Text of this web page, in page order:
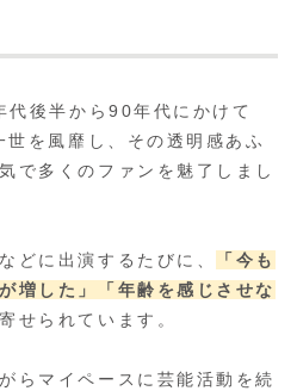
後半から90年代にかけて
を風靡し、その透明感あふ
で多くのファンを魅了しまし
どに出演するたびに、
「今も
増した」
「年齢を感じさせな
せられています。
らマイペースに芸能活動を続